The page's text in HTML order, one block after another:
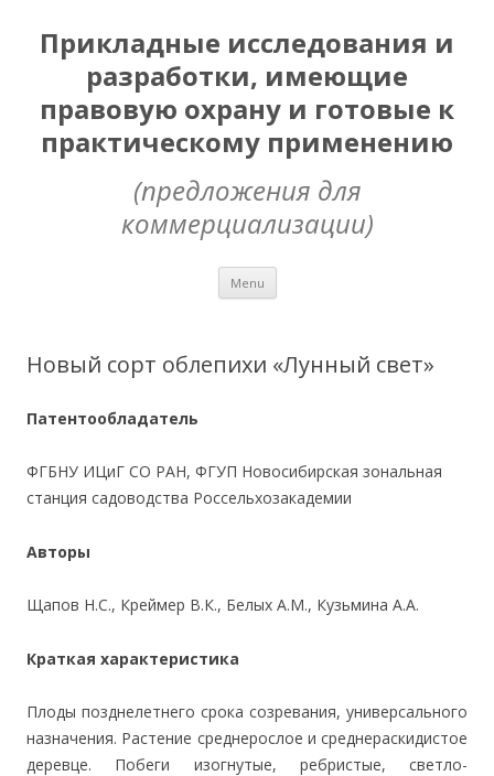
Прикладные исследования и
разработки, имеющие
правовую охрану и готовые к
практическому применению
(предложения для
коммерциализации)
Menu Skip
content
Новый сорт облепихи «Лунный свет»
Патентообладатель
ФГБНУ ИЦиГ СО РАН, ФГУП Новосибирская зональная
станция садоводства Россельхозакадемии
Авторы
Щапов Н.С., Креймер В.К., Белых А.М., Кузьмина А.А.
Краткая характеристика
Плоды позднелетнего срока созревания, универсального
назначения. Растение среднерослое и среднераскидистое
деревце. Побеги изогнутые, ребристые, светло-